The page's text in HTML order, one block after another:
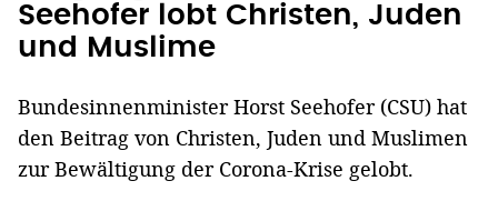
Seehofer lobt Christen, Juden
und Muslime
Bundesinnenminister Horst Seehofer (CSU) hat
den Beitrag von Christen, Juden und Muslimen
zur Bewältigung der Corona-Krise gelobt.